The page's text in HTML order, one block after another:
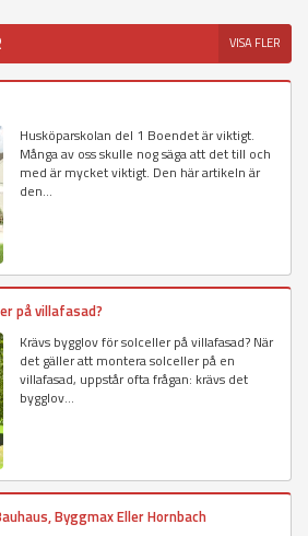
VISA FLER
Husköparskolan del 1 Boendet är viktigt.
Många av oss skulle nog säga att det till och
med är mycket viktigt. Den här artikeln är
den...
på villafasad?
Krävs bygglov för solceller på villafasad? När
det gäller att montera solceller på en
villafasad, uppstår ofta frågan: krävs det
bygglov...
Byggmax Eller Hornbach